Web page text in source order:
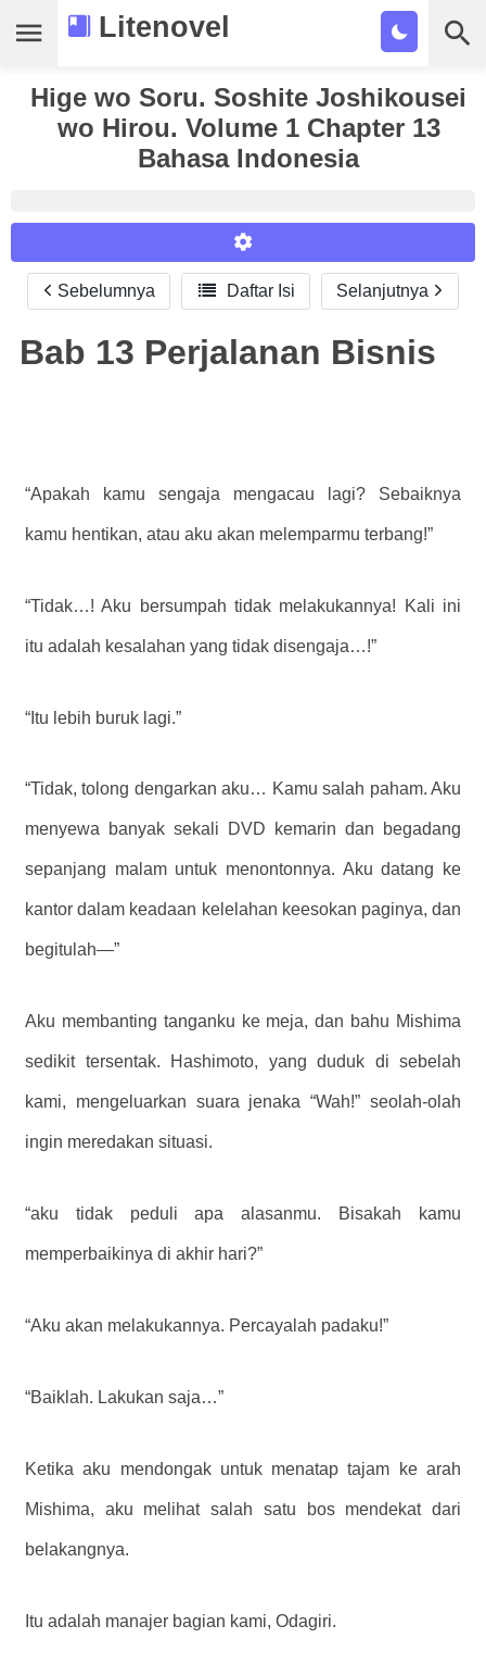
Litenovel
Daftar Novel
Tamat
Bookmark
Hige wo Soru. Soshite Joshikousei
wo Hirou. Volume 1 Chapter 13
Bahasa Indonesia
Reader Settings
Font :
Arial
Sebelumnya  Daftar Isi Selanjutnya
Bab 13 Perjalanan Bisnis
“Apakah kamu sengaja mengacau lagi? Sebaiknya
kamu hentikan, atau aku akan melemparmu terbang!”
“Tidak…! Aku bersumpah tidak melakukannya! Kali ini
itu adalah kesalahan yang tidak disengaja…!”
“Itu lebih buruk lagi.”
“Tidak, tolong dengarkan aku… Kamu salah paham. Aku
menyewa banyak sekali DVD kemarin dan begadang
sepanjang malam untuk menontonnya. Aku datang ke
kantor dalam keadaan kelelahan keesokan paginya, dan
begitulah—”
Aku membanting tanganku ke meja, dan bahu Mishima
sedikit tersentak. Hashimoto, yang duduk di sebelah
kami, mengeluarkan suara jenaka “Wah!” seolah-olah
ingin meredakan situasi.
“aku tidak peduli apa alasanmu. Bisakah kamu
memperbaikinya di akhir hari?”
“Aku akan melakukannya. Percayalah padaku!”
“Baiklah. Lakukan saja…”
Ketika aku mendongak untuk menatap tajam ke arah
Mishima, aku melihat salah satu bos mendekat dari
belakangnya.
Itu adalah manajer bagian kami, Odagiri.